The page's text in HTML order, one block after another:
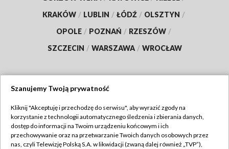
KRAKÓW / LUBLIN / ŁÓDŹ / OLSZTYN /
OPOLE / POZNAŃ / RZESZÓW /
SZCZECIN / WARSZAWA / WROCŁAW
TVP
Abonament TVP
Regulamin TVP
Szanujemy Twoją prywatność
Kliknij "Akceptuję i przechodzę do serwisu", aby wyrazić zgody na
korzystanie z technologii automatycznego śledzenia i zbierania danych,
dostęp do informacji na Twoim urządzeniu końcowym i ich
przechowywanie oraz na przetwarzanie Twoich danych osobowych przez
nas, czyli Telewizję Polską S.A. w likwidacji (zwaną dalej również „TVP”),